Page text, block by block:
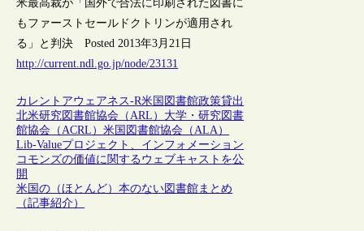
米最高裁が「国外で合法に印刷された図書に
もファーストセールドクトリンが適用され
る」と判決 Posted 2013年3月21日
http://current.ndl.go.jp/node/23131
カレントアウェアネス-R米国 図書館政策貸出
北米研究図書館協会（ARL） 大学・研究図書
館協会（ACRL）米国図書館協会（ALA）
Lib-Valueプロジェクト、インフォメーション
コモンズの価値に関するウェブキャストを公
開
米国の（ほとんど）本のない図書館まとめ
（記事紹介）